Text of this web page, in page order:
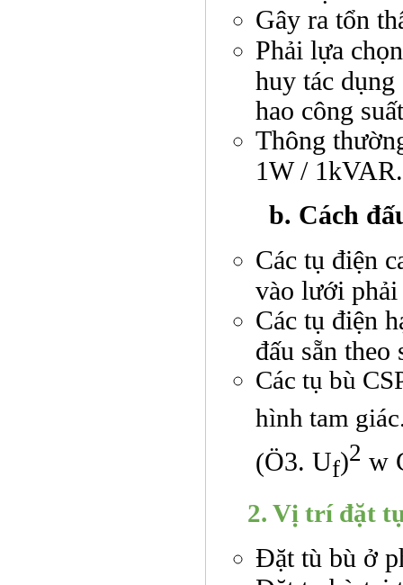
Gây ra tổn
Phải lựa
huy tác
hao công
Thông
1W /
b. Cách
Các tụ điện
vào lưới
Các tụ điện
đấu sẵn
Các tụ bù
hình
(Ö3. Uf)2 w
2. Vị trí đặt
Đặt tù bù ở